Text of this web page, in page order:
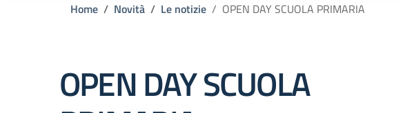
Home Novità Le notizie OPEN DAY SCUOLA PRIMARIA
OPEN DAY SCUOLA